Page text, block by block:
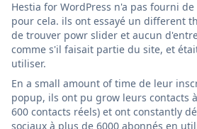
Hestia for WordPress n'a pas fourni
pour cela. ils ont essayé un different
de trouver powr slider et aucun
comme s'il faisait partie du site, et
utiliser.
En a small amount of time de leur
popup, ils ont pu grow leurs contacts
600 contacts réels) et ont constantly
sociaux à plus de 6000 abonnés en